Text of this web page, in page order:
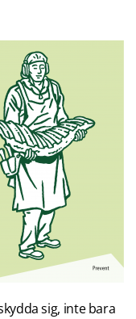
sig, inte bara